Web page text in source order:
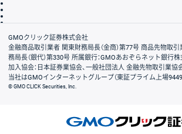
会社案内
GMOクリック証券株式会社
金融商品取引業者 関東財務局長（金商）第77号 商品先物取
務局長（銀代）第330号 所属銀行：GMOあおぞらネット銀行
加入協会：日本証券業協会、一般社団法人 金融先物取引業協
当社はGMOインターネットグループ（東証プライム上場9449
© GMO CLICK Securities, Inc.